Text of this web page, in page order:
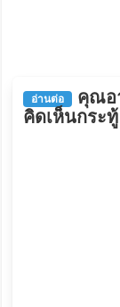
อ่านต่อ
คุณอา
คิดเห็นกระ